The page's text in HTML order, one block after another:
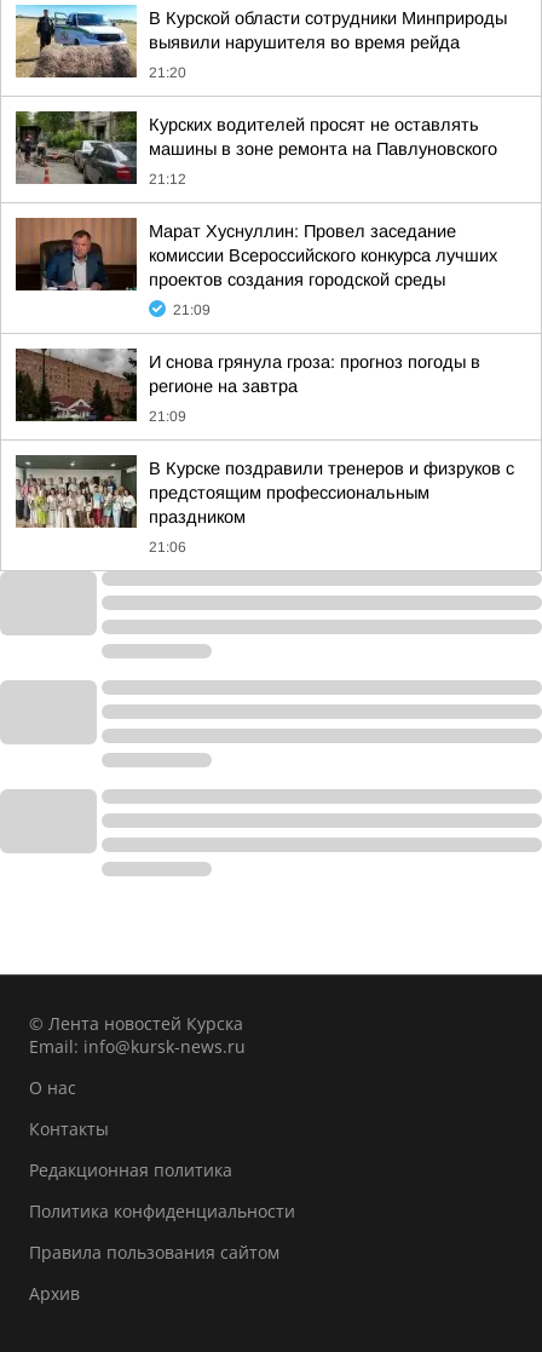
В Курской области сотрудники Минприроды
выявили нарушителя во время рейда
21:20
Курских водителей просят не оставлять
машины в зоне ремонта на Павлуновского
21:12
Марат Хуснуллин: Провел заседание
комиссии Всероссийского конкурса лучших
проектов создания городской среды
21:09
И снова грянула гроза: прогноз погоды в
регионе на завтра
21:09
В Курске поздравили тренеров и физруков с
предстоящим профессиональным
праздником
21:06
© Лента новостей Курска
Email: info@kursk-news.ru
О нас
Контакты
Редакционная политика
Политика конфиденциальности
Правила пользования сайтом
Архив